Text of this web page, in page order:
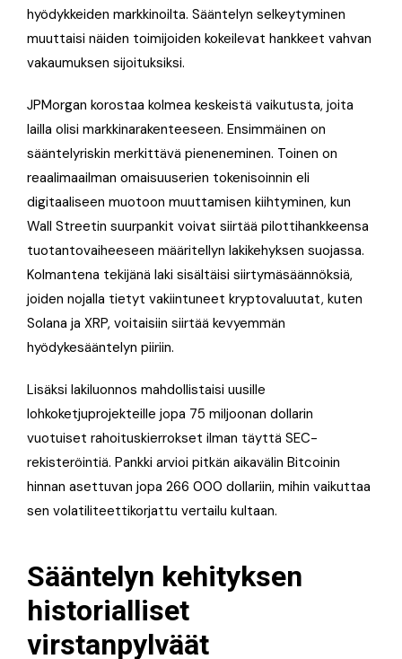
hyödykkeiden markkinoilta. Sääntelyn selkeytyminen
muuttaisi näiden toimijoiden kokeilevat hankkeet vahvan
vakaumuksen sijoituksiksi.
JPMorgan korostaa kolmea keskeistä vaikutusta, joita
lailla olisi markkinarakenteeseen. Ensimmäinen on
sääntelyriskin merkittävä pieneneminen. Toinen on
reaalimaailman omaisuuserien tokenisoinnin eli
digitaaliseen muotoon muuttamisen kiihtyminen, kun
Wall Streetin suurpankit voivat siirtää pilottihankkeensa
tuotantovaiheeseen määritellyn lakikehyksen suojassa.
Kolmantena tekijänä laki sisältäisi siirtymäsäännöksiä,
joiden nojalla tietyt vakiintuneet kryptovaluutat, kuten
Solana ja XRP, voitaisiin siirtää kevyemmän
hyödykesääntelyn piiriin.
Lisäksi lakiluonnos mahdollistaisi uusille
lohkoketjuprojekteille jopa 75 miljoonan dollarin
vuotuiset rahoituskierrokset ilman täyttä SEC-
rekisteröintiä. Pankki arvioi pitkän aikavälin Bitcoinin
hinnan asettuvan jopa 266 000 dollariin, mihin vaikuttaa
sen volatiliteettikorjattu vertailu kultaan.
Sääntelyn kehityksen
historialliset
virstanpylväät